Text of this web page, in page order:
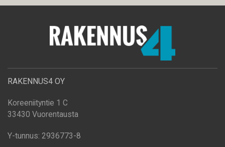
RAKENNUS4 OY
Koreeniityntie 1 C
33430 Vuorentausta
Y-tunnus: 2936773-8